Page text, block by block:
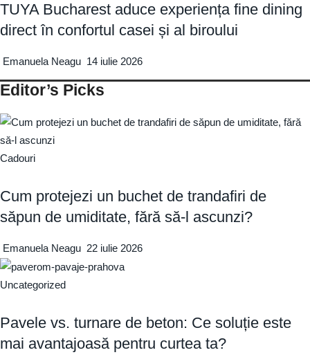
TUYA Bucharest aduce experiența fine dining
direct în confortul casei și al biroului
Emanuela Neagu 14 iulie 2026
Editor’s Picks
Cadouri
Cum protejezi un buchet de trandafiri de
săpun de umiditate, fără să-l ascunzi?
Emanuela Neagu 22 iulie 2026
Uncategorized
Pavele vs. turnare de beton: Ce soluție este
mai avantajoasă pentru curtea ta?